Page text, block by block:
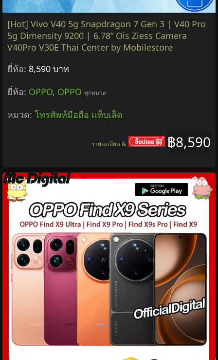
[Hot] Vivo V40 5g Snapdragon 7 Gen 3 | V40 Pro
5g Dimensity 9200 | 6.78“ Ois Ziess Camera
V40Pro V30E Thai Center by Mobilestore
ยี่ห้อ: 8,590 บาท
ยี่ห้อ: OPPO, OPPO ทุกหมวด
หมวด: โทรศัพท์มือถือ แท็บเล็ต
฿8,590
รายละเอียด &